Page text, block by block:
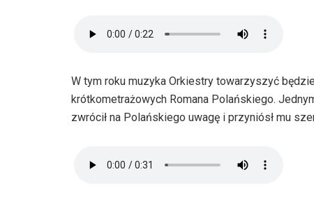
W tym roku muzyka Orkiestry towarzyszyć
krótkometrażowych Romana Polańskiego.
zwrócił na Polańskiego uwagę i przyniósł mu